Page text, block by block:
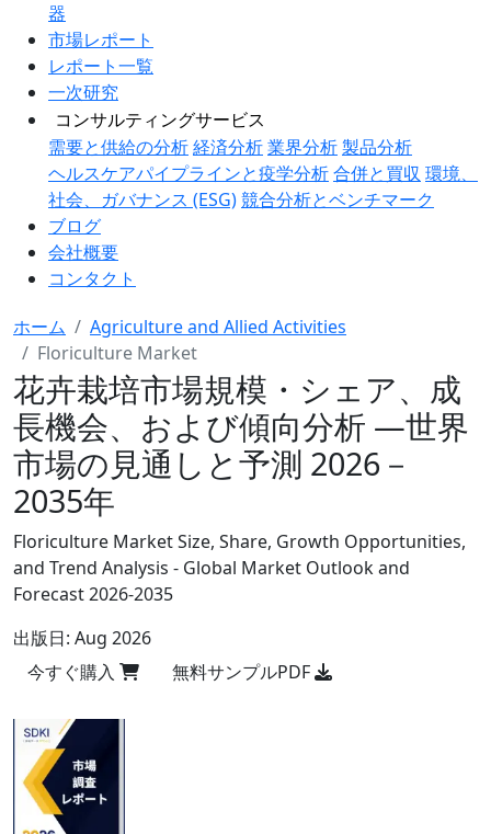
器
市場レポート
レポート一覧
一次研究
コンサルティングサービス
需要と供給の分析経済分析業界分析製品分析
ヘルスケアパイプラインと疫学分析合併と買収 環境、
社会、ガバナンス (ESG)競合分析とベンチマーク
ブログ
会社概要
コンタクト
ホーム
Agriculture and Allied Activities
Floriculture Market
花卉栽培市場規模・シェア、成
長機会、および傾向分析 ―世界
市場の見通しと予測 2026－
2035年
Floriculture Market Size, Share, Growth Opportunities,
and Trend Analysis - Global Market Outlook and
Forecast 2026-2035
出版日: Aug 2026
今すぐ購入
無料サンプルPDF